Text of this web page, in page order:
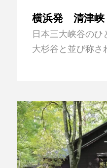
横浜発 清津峡
日本三大峡谷のひ
大杉谷と並び称